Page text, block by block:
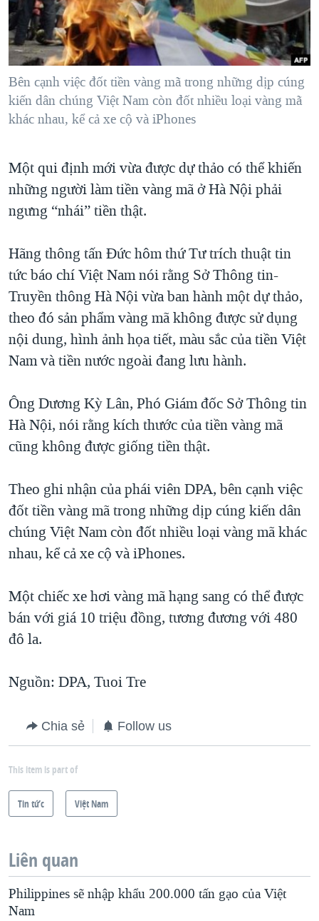
"Tìm"NGƯỜI VIỆT HẢI NGOẠI
ĐỜI SỐNG
KINH TẾ
KHOA HỌC
SỨC KHOẺ
THỂ THAO
GIÁO DỤC
TẠI
HÀNH TRÌNH BẦU CỬ 2024
MỘT NĂM CHIẾN TRANH TẠI DẢI GAZA
GIẢI MÃ VÀNH ĐAI & CON ĐƯỜNG
NGÀY TỊ NẠN THẾ GIỚI
CHI PHÍ CHIẾN TRANH AFGHANISTAN
CÁC GIÁ TRỊ CỘNG HÒA Ở VIỆT NAM
TRỊNH VĨNH BÌNH VS. CHÍNH PHỦ VIỆT NAM
NGƯ DÂN VIỆT VÀ LÀN SÓNG TRỘM HẢI SÂM
BÊN KIA QUỐC LỘ: TIẾNG VỌNG TỪ NÔNG THÔN MỸ
QUAN HỆ VIỆT MỸ
VIDEO
NGHE
MẠNG XÃ HỘI
Bên cạnh việc đốt tiền vàng mã trong những dịp cúng
kiến dân chúng Việt Nam còn đốt nhiều loại vàng mã
khác nhau, kể cả xe cộ và iPhones
Một qui định mới vừa được dự thảo có thể khiến
những người làm tiền vàng mã ở Hà Nội phải
ngưng “nhái” tiền thật.
Hãng thông tấn Đức hôm thứ Tư trích thuật tin
tức báo chí Việt Nam nói rằng Sở Thông tin-
Truyền thông Hà Nội vừa ban hành một dự thảo,
theo đó sản phẩm vàng mã không được sử dụng
nội dung, hình ảnh họa tiết, màu sắc của tiền Việt
Nam và tiền nước ngoài đang lưu hành.
Ông Dương Kỳ Lân, Phó Giám đốc Sở Thông tin
Hà Nội, nói rằng kích thước của tiền vàng mã
cũng không được giống tiền thật.
Theo ghi nhận của phái viên DPA, bên cạnh việc
đốt tiền vàng mã trong những dịp cúng kiến dân
chúng Việt Nam còn đốt nhiều loại vàng mã khác
nhau, kể cả xe cộ và iPhones.
Một chiếc xe hơi vàng mã hạng sang có thể được
bán với giá 10 triệu đồng, tương đương với 480
đô la.
Nguồn: DPA, Tuoi Tre
Chia sẻ Follow us
This item is part of
Tin tức Việt Nam
Liên quan
Philippines sẽ nhập khẩu 200.000 tấn gạo của Việt
Nam